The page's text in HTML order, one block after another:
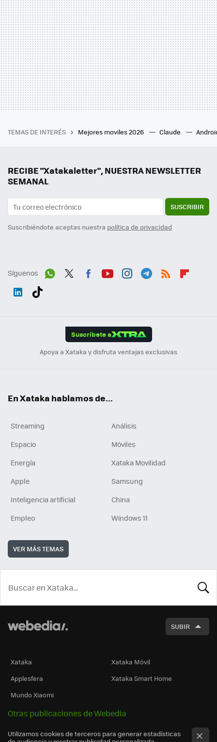
TEMAS DE INTERÉS Mejores moviles 2026 Claude
RECIBE "Xatakaletter", NUESTRA NEWSLETTER
SEMANAL
SUSCRIBIR
Suscribiéndote aceptas nuestra política de privacidad
Síguenos
Suscríbete a
Apoya a Xataka y disfruta ventajas exclusivas
En Xataka hablamos de...
Streaming
Análisis
Espacio
Móviles
Energía
Xataka Movilidad
Apple
Samsung
Inteligencia artificial
China
Empleo
Windows 11
VER MÁS TEMAS
SUBIR
Xataka
Xataka Móvil
Applesfera
Xataka Smart Home
Mundo Xiaomi
Otras publicaciones de Webedia
Utilizamos cookies de terceros para generar estadísticas